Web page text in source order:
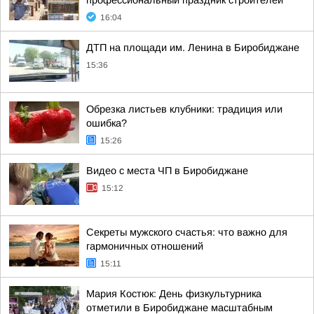
16:04
ДТП на площади им. Ленина в Биробиджане
15:36
Обрезка листьев клубники: традиция или
ошибка?
15:26
Видео с места ЧП в Биробиджане
15:12
Секреты мужского счастья: что важно для
гармоничных отношений
15:11
Мария Костюк: День физкультурника
отметили в Биробиджане масштабным